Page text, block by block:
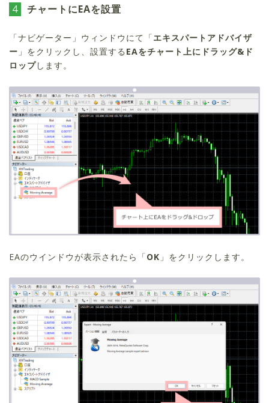
4 チャートにEAを設置
「ナビゲーター」ウィンドウにて「エキスパートアドバイザ
ー 」をクリックし、設置する EAをチャート上にドラッグ&ド
ロップします。
EAのウインドウが表示されたら「OK 」をクリックします。